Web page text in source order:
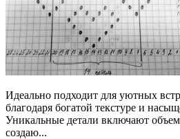
Идеально подходит для уютных
благодаря богатой текстуре и
Уникальные детали включают
создаю...